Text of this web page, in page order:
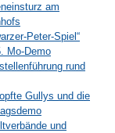
am
Peter-Spiel“
Mo-Demo
rund
Gullys und die
und